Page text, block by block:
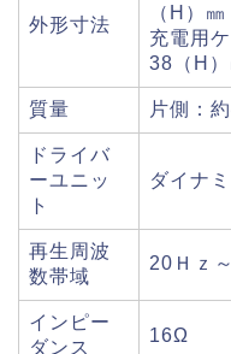
外形寸法
（H）㎜
充電用
38（H）
質量 片側：
ドライバ
ーユニッ
ト
ダイナ
再生周波
数帯域
20Ｈｚ
インピー
ダンス
16Ω